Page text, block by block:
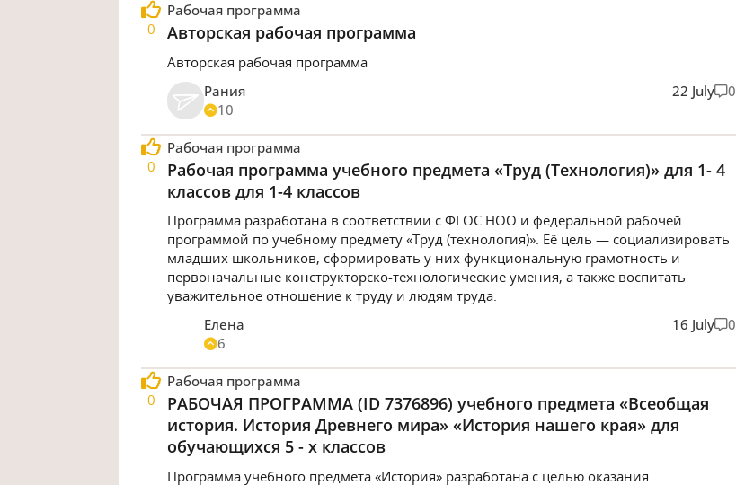
0
Рабочая программа
Авторская рабочая программа
Авторская рабочая программа
Рания
10
22 July 0
0
Рабочая программа
Рабочая программа учебного предмета «Труд (Технология)» для 1- 4
классов для 1-4 классов
Программа разработана в соответствии с ФГОС НОО и федеральной рабочей
программой по учебному предмету «Труд (технология)». Её цель — социализировать
младших школьников, сформировать у них функциональную грамотность и
первоначальные конструкторско‑технологические умения, а также воспитать
уважительное отношение к труду и людям труда.
Елена
6
16 July 0
0
Рабочая программа
РАБОЧАЯ ПРОГРАММА (ID 7376896) учебного предмета «Всеобщая
история. История Древнего мира» «История нашего края» для
обучающихся 5 - х классов
Программа учебного предмета «История» разработана с целью оказания